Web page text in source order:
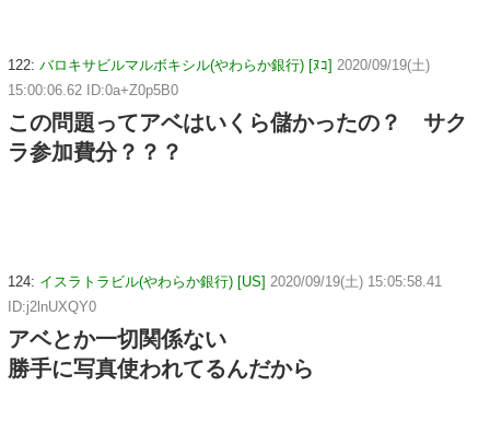
122: バロキサビルマルボキシル(やわらか銀行) [ﾇｺ] 2020/09/19(土)
15:00:06.62 ID:0a+Z0p5B0
この問題ってアベはいくら儲かったの？ サク
ラ参加費分？？？
124: イスラトラビル(やわらか銀行) [US] 2020/09/19(土) 15:05:58.41
ID:j2lnUXQY0
アベとか一切関係ない
勝手に写真使われてるんだから